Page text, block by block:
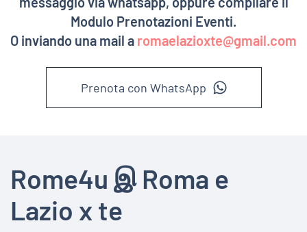
Modulo Prenotazioni Eventi.
O inviando una mail a romaelazioxte@gmail.com
Prenota con WhatsApp
Rome4u இ Roma e
Lazio x te